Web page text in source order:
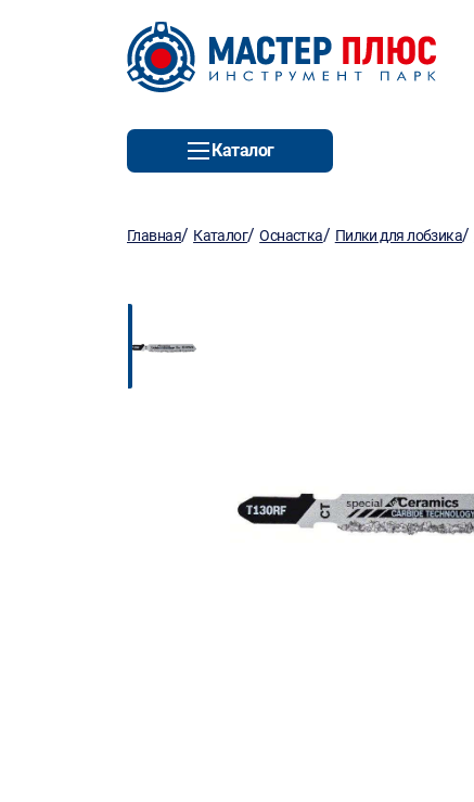
Каталог
Главная/ Каталог/Оснастка/ Пилки для лобзика/